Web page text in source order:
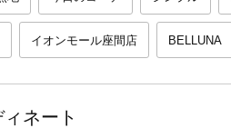
イオンモール座間店 BELLUNA
ネート